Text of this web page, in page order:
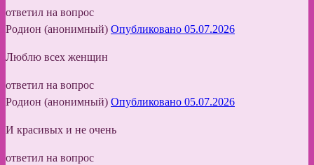
ответил на вопрос
Родион (анонимный) Опубликовано 05.07.2026
Люблю всех женщин
ответил на вопрос
Родион (анонимный) Опубликовано 05.07.2026
И красивых и не очень
ответил на вопрос